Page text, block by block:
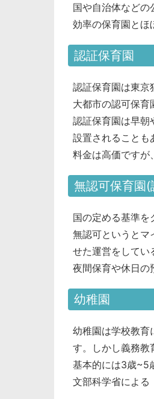
国や自治体などの
効率の保育園とほ
認証保育園
認証保育園は東京
大都市の認可保育
認証保育園は早朝
設置されることも
料金は高価ですが
無認可保育園
国の定める基準を
無認可というとマ
せた運営をしてい
夜間保育や休日の
幼稚園
幼稚園は学校教育
す。しかし義務教
基本的には3歳~5
文部科学省による